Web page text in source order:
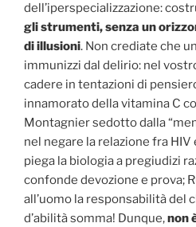
dell’iperspecializzazione:
gli strumenti, senza un
di illusioni. Non crediate che
immunizzi dal delirio: nel
cadere in tentazioni di
innamorato della vitamina C
Montagnier sedotto dalla
nel negare la relazione fra HIV
piega la biologia a pregiudizi
confonde devozione e prova;
all’uomo la responsabilità del
d’abilità somma! Dunque,non